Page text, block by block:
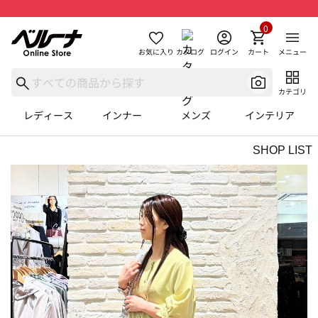
お気に入り カタログ ログイン カート
0
メニュー
カテゴリ
レディース インナー メンズ インテリア
SHOP LIST